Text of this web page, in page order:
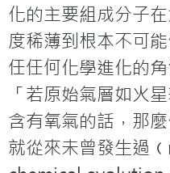
化的主要組成分子
度稀薄到根本不可
任任何化學進化的
「若原始氣層如火
含有氧氣的話，那
就從來未曾發生過